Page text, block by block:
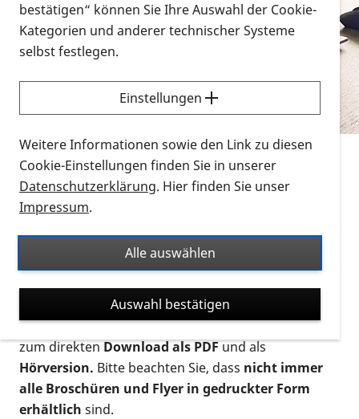
Alle Infomaterialien in verschiedenen
Formaten an einem Ort
Sie möchten wissen, wie Sie nach Infonmaterial
suchen und dieses bestellen bzw. herunterladen
können? Schauen Sie sich dieErklärvideos zum
Thema Infomaterial auf der PRO RETINA-Website
für blinde und sehbehinderte Menschen an.
Auf dieser Seite finden Sie sämtliches Infomaterial
Ort. Nutzen Sie den Formatfilter, um ausschließlich
nach Flyern und Broschüren, Audios oder Videos zu
suchen. Die meisten Flyer und Broschüren werden in
verschiedenen Formaten angeboten: zur
postalischen Bestellung als gedruckte Variante
zum direktenDownload als PDFund als
Hörversion. Bitte beachten Sie, dass nicht immer
alle Broschüren und Flyer in gedruckter Form
erhältlich sind.
bestätigen“ können Sie Ihre Auswahl der Cookie-
Kategorien und anderer technischer Systeme
selbst festlegen.
Einstellungen
Weitere Informationen sowie den Link zu diesen
Cookie-Einstellungen finden Sie in unserer
Datenschutzerklärung. Hier finden Sie unser
Impressum.
Alle auswählen
Auswahl bestätigen